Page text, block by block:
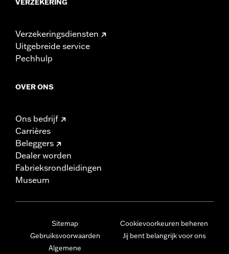
Verzekeringsdiensten
Uitgebreide service
Pechhulp
OVER ONS
Ons bedrijf
Carrières
Beleggers
Dealer worden
Fabrieksrondleidingen
Museum
Sitemap
Gebruiksvoorwaarden
Algemene
Cookievoorkeuren beheren
Jij bent belangrijk voor ons